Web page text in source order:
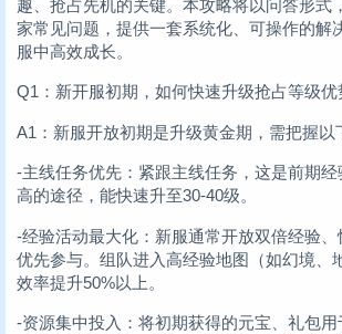
趣、抢占先机的关键。本攻略将以问答形式
家常见问题，提供一套系统化、可操作的解
服中高效成长。
Q1：新开服初期，如何快速升级抢占等级优
A1：新服开放初期是升级黄金期，需把握以
-主线任务优先：紧跟主线任务，这是前期
高的途径，能快速升至30-40级。
-经验活动最大化：新服通常开放双倍经验、
优先参与。组队进入高经验地图（如幻境、
效率提升50%以上。
-资源集中投入：将初期获得的元宝、礼包